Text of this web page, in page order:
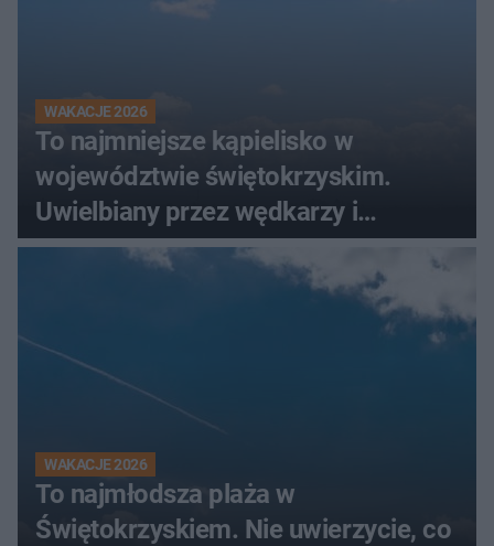
WAKACJE 2026
To najmniejsze kąpielisko w
województwie świętokrzyskim.
Uwielbiany przez wędkarzy i
turystów
WAKACJE 2026
To najmłodsza plaża w
Świętokrzyskiem. Nie uwierzycie, co